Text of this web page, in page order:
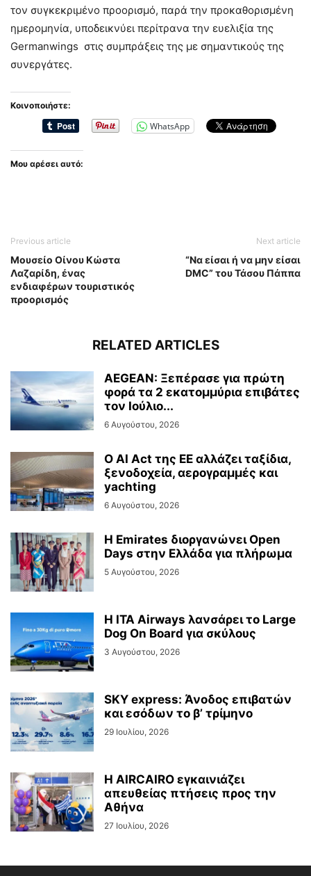
τον συγκεκριμένο προορισμό, παρά την προκαθορισμένη
ημερομηνία, υποδεικνύει περίτρανα την ευελιξία της
Germanwings στις συμπράξεις της με σημαντικούς της
συνεργάτες.
Κοινοποιήστε:
WhatsApp
Μου αρέσει αυτό:
Previous article
Μουσείο Οίνου Κώστα
Λαζαρίδη, ένας
ενδιαφέρων τουριστικός
προορισμός
Next article
“Να είσαι ή να μην είσαι
DMC” του Τάσου Πάππα
RELATED ARTICLES
AEGEAN: Ξεπέρασε για πρώτη
φορά τα 2 εκατομμύρια επιβάτες
τον Ιούλιο...
6 Αυγούστου, 2026
Ο AI Act της ΕΕ αλλάζει ταξίδια,
ξενοδοχεία, αερογραμμές και
yachting
6 Αυγούστου, 2026
Η Emirates διοργανώνει Open
Days στην Ελλάδα για πλήρωμα
5 Αυγούστου, 2026
Η ITA Airways λανσάρει το Large
Dog On Board για σκύλους
3 Αυγούστου, 2026
SKY express: Άνοδος επιβατών
και εσόδων το β’ τρίμηνο
29 Ιουλίου, 2026
Η AIRCAIRO εγκαινιάζει
απευθείας πτήσεις προς την
Αθήνα
27 Ιουλίου, 2026